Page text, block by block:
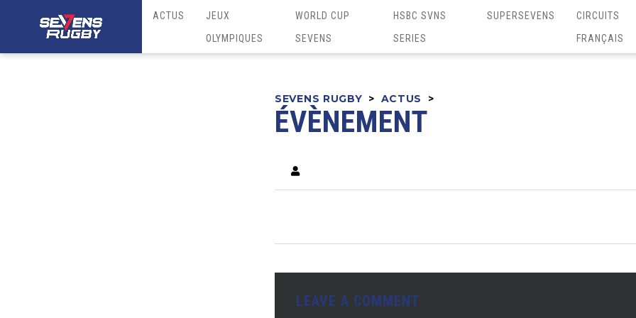
ACTUS
JEUX
OLYMPIQUES
WORLD CUP
SEVENS
HSBC SVNS
SERIES
SUPERSEVENS
CIRCUITS
FRANÇAIS
SEVENS RUGBY > ACTUS >
ÉVÈNEMENT
LEAVE A COMMENT